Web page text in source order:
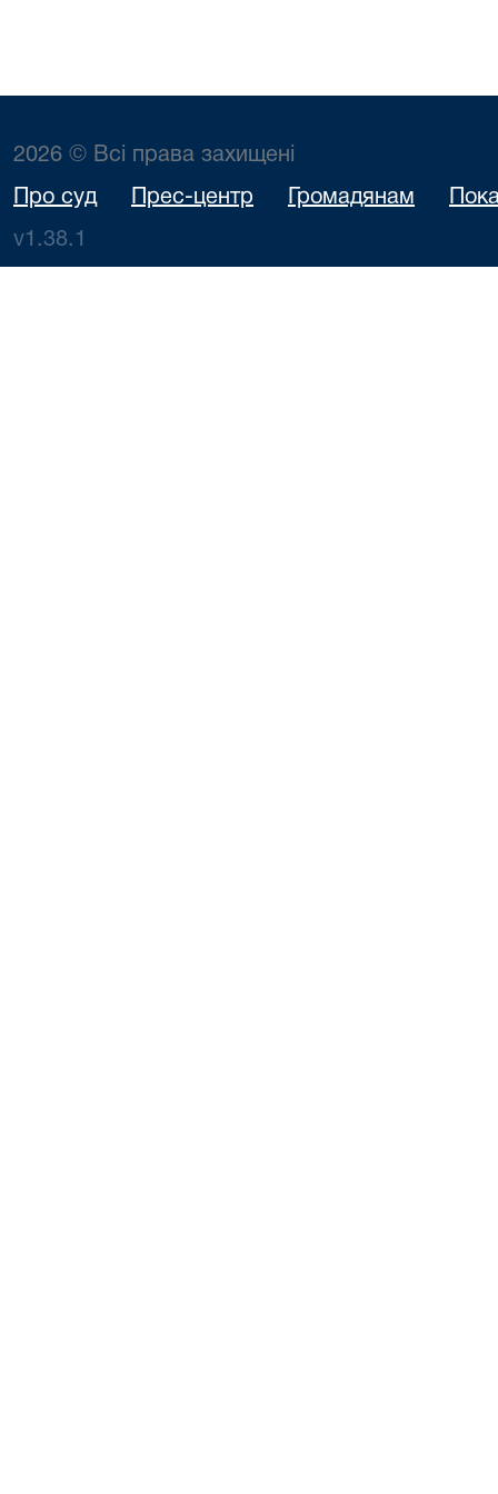
2026 © Всі права захищені
Про суд Прес-центр Громадянам
v1.38.1